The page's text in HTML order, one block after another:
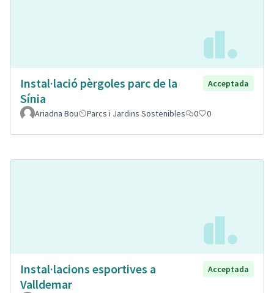
Instal·lació pèrgoles parc de la
Sínia
Acceptada
Ariadna Bou Parcs i Jardins Sostenibles 0 0
Instal·lacions esportives a
Valldemar
Acceptada